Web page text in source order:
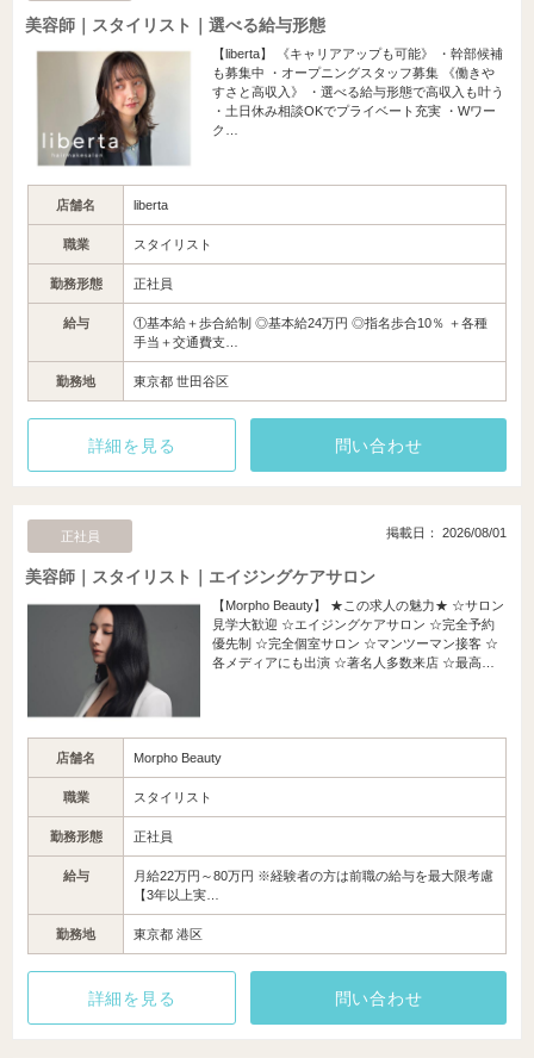
美容師｜スタイリスト｜選べる給与形態
【liberta】 《キャリアアップも可能》 ・幹部候補
も募集中 ・オープニングスタッフ募集 《働きや
すさと高収入》 ・選べる給与形態で高収入も叶う
・土日休み相談OKでプライベート充実 ・Wワー
ク…
店舗名 liberta
職業 スタイリスト
勤務形態 正社員
給与
①基本給＋歩合給制 ◎基本給24万円 ◎指名歩合10％ ＋各種
手当＋交通費支…
勤務地 東京都 世田谷区
詳細を見る 問い合わせ
正社員 掲載日： 2026/08/01
美容師｜スタイリスト｜エイジングケアサロン
【Morpho Beauty】 ★この求人の魅力★ ☆サロン
見学大歓迎 ☆エイジングケアサロン ☆完全予約
優先制 ☆完全個室サロン ☆マンツーマン接客 ☆
各メディアにも出演 ☆著名人多数来店 ☆最高…
店舗名 Morpho Beauty
職業 スタイリスト
勤務形態 正社員
給与
月給22万円～80万円 ※経験者の方は前職の給与を最大限考慮
【3年以上実…
勤務地 東京都 港区
詳細を見る 問い合わせ